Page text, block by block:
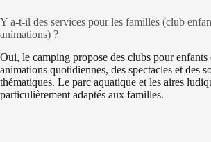
Y a-t-il des services pour les familles (club
animations) ?
Oui, le camping propose des clubs pour enfants
animations quotidiennes, des spectacles et des
thématiques. Le parc aquatique et les aires
particulièrement adaptés aux familles.